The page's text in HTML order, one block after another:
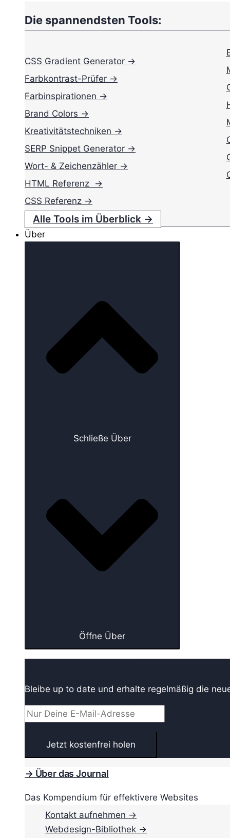
Die spannendsten Tools:
CSS Gradient Generator →
Farbkontrast-Prüfer →
Farbinspirationen →
Brand Colors →
Kreativitätstechniken →
SERP Snippet Generator →
Wort- & Zeichenzähler →
HTML Referenz →
CSS Referenz →
Alle Tools im Überblick →
Über
Schließe Über
Öffne Über
Bleibe up to date und erhalte regelmäßig die
→ Über das Journal
Das Kompendium für effektivere Websites
Kontakt aufnehmen →
Webdesign-Bibliothek →